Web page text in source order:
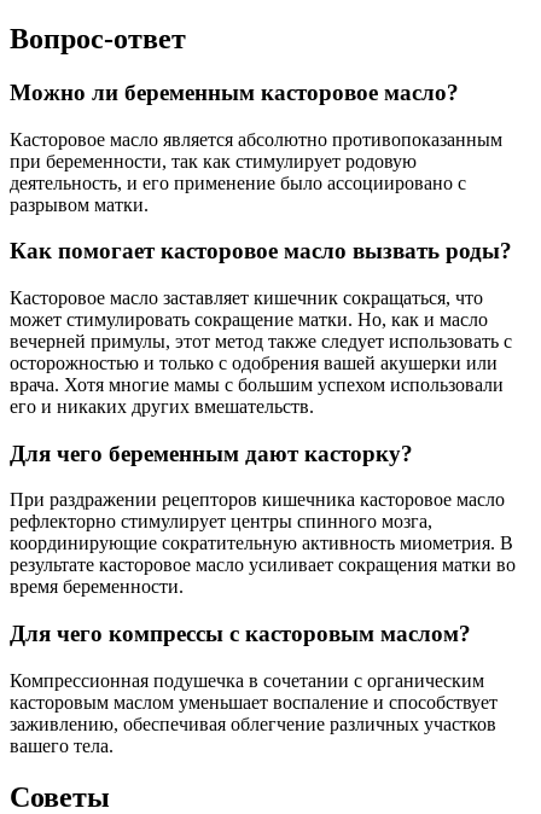
Вопрос-ответ
Можно ли беременным касторовое масло?
Касторовое масло является абсолютно противопоказанным
при беременности, так как стимулирует родовую
деятельность, и его применение было ассоциировано с
разрывом матки.
Как помогает касторовое масло вызвать роды?
Касторовое масло заставляет кишечник сокращаться, что
может стимулировать сокращение матки. Но, как и масло
вечерней примулы, этот метод также следует использовать с
осторожностью и только с одобрения вашей акушерки или
врача. Хотя многие мамы с большим успехом использовали
его и никаких других вмешательств.
Для чего беременным дают касторку?
При раздражении рецепторов кишечника касторовое масло
рефлекторно стимулирует центры спинного мозга,
координирующие сократительную активность миометрия. В
результате касторовое масло усиливает сокращения матки во
время беременности.
Для чего компрессы с касторовым маслом?
Компрессионная подушечка в сочетании с органическим
касторовым маслом уменьшает воспаление и способствует
заживлению, обеспечивая облегчение различных участков
вашего тела.
Советы